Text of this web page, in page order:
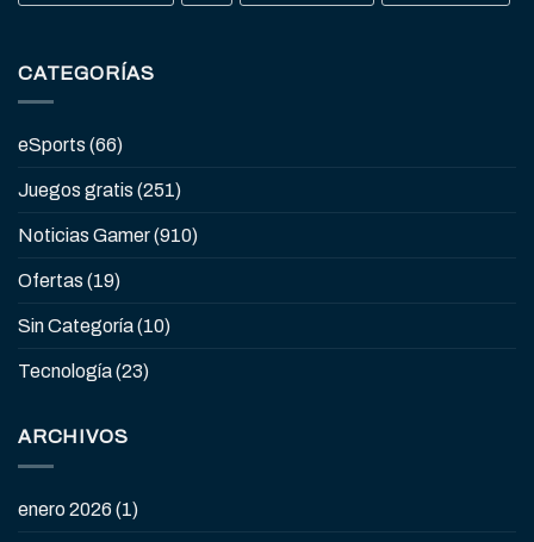
CATEGORÍAS
eSports (66)
Juegos gratis (251)
Noticias Gamer(910)
Ofertas (19)
Sin Categoría(10)
Tecnología(23)
ARCHIVOS
enero 2026 (1)